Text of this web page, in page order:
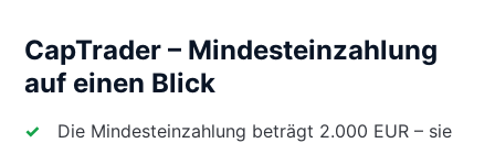
CapTrader – Mindesteinzahlung
auf einen Blick
Die Mindesteinzahlung beträgt 2.000 EUR – sie